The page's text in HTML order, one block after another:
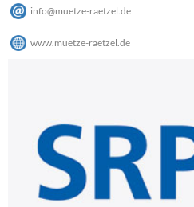
info@muetze-raetzel.de
www.muetze-raetzel.de